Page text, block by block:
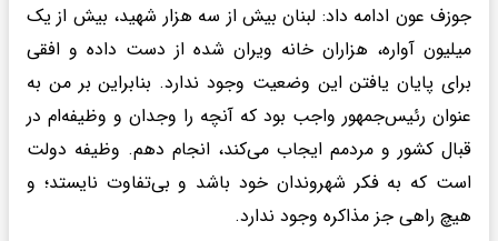
جوزف عون ادامه داد: لبنان بیش از سه هزار شهید، بیش از یک
میلیون آواره، هزاران خانه ویران شده از دست داده و افقی
برای پایان یافتن این وضعیت وجود ندارد. بنابراین بر من به
عنوان رئیس‌جمهور واجب بود که آنچه را وجدان و وظیفه‌ام در
قبال کشور و مردمم ایجاب می‌کند، انجام دهم. وظیفه دولت
است که به فکر شهروندان خود باشد و بی‌تفاوت نایستد؛ و
هیچ راهی جز مذاکره وجود ندارد.